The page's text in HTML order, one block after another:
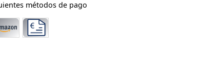
métodos de pago